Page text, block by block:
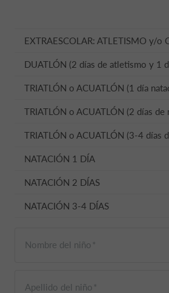
EXTRAESCOLAR: ATLETISMO y/o
DUATLÓN (2 días de atletismo y 1
TRIATLÓN o ACUATLÓN (1 día
TRIATLÓN o ACUATLÓN (2 días de
TRIATLÓN o ACUATLÓN (3-4 días
NATACIÓN 1 DÍA
NATACIÓN 2 DÍAS
NATACIÓN 3-4 DÍAS
Nombre del niño
Apellido del niño